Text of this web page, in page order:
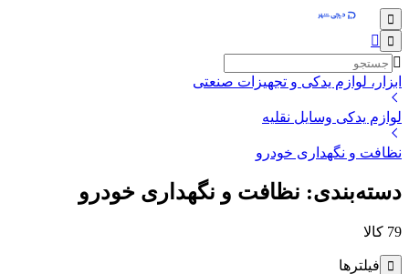
ابزار، لوازم یدکی و تجهیزات صنعتی
لوازم یدکی وسایل نقلیه
نظافت و نگهداری خودرو
دسته‌بندی: نظافت و نگهداری خودرو
79 کالا
فیلترها